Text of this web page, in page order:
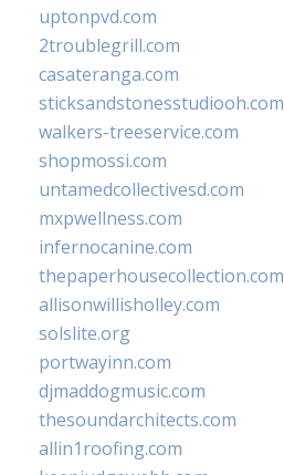
uptonpvd.com
2troublegrill.com
casateranga.com
sticksandstonesstudiooh.com
walkers-treeservice.com
shopmossi.com
untamedcollectivesd.com
mxpwellness.com
infernocanine.com
thepaperhousecollection.com
allisonwillisholley.com
solslite.org
portwayinn.com
djmaddogmusic.com
thesoundarchitects.com
allin1roofing.com